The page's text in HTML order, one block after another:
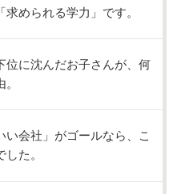
められる学力」です。
位に沈んだお子さんが、何
い会社」がゴールなら、こ
た。